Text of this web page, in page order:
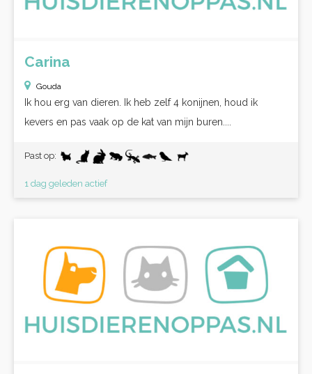
Carina
Gouda
Ik hou erg van dieren. Ik heb zelf 4 konijnen, houd ik
kevers en pas vaak op de kat van mijn buren....
Past op:
1 dag geleden actief